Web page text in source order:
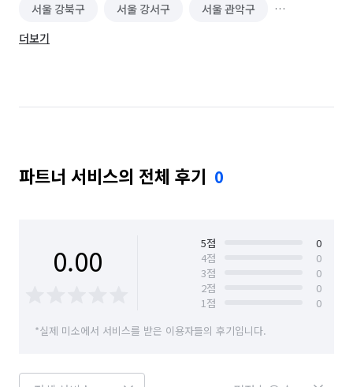
서울 강북구 서울 강서구 서울 관악구
서울 광진구
서울 동작구 서울 마포구 서울 서대문구
서울 송파구 서울 양천구 서울 영등포구
인천 남구
인천 부평구 인천 중구
경기 부천시 원미구
경기 부천시 오정구
더보기
파트너 서비스의 전체 후기 0
0.00 5점
0
4점
0
3점
0
2점
0
1점
0
*실제 미소에서 서비스를 받은 이용자들의 후기입니다.